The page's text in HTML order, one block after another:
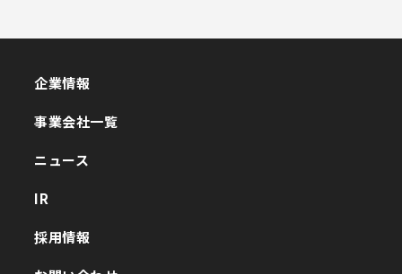
企業情報
事業会社一覧
ニュース
IR
採用情報